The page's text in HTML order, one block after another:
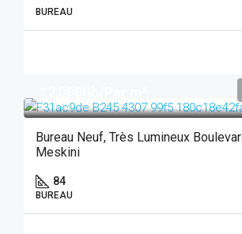
BUREAU
Bureau Neuf, Très Lumineux
Meskini
84
BUREAU